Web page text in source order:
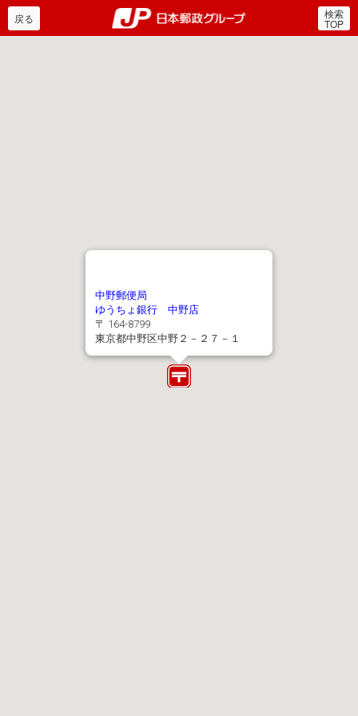
郵便局・日本郵政グルー
戻る 検索
TOP
中野郵便局
ゆうちょ銀行 中野店
〒 164-8799
東京都中野区中野２－２７－１